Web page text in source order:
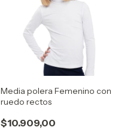
Media polera Femenino con
ruedo rectos
$10.909,00